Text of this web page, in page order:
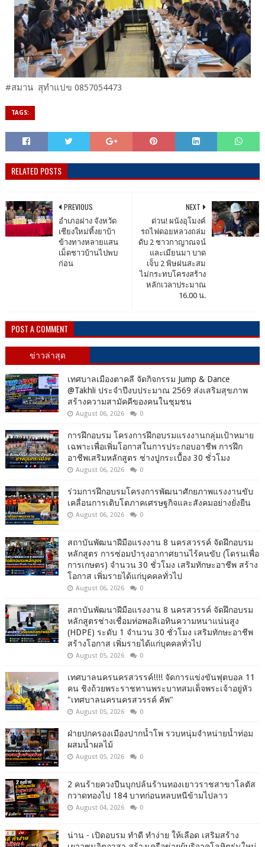
#สมาน สุทำแปฃ 0857054473
TAGS:
RELATED POSTS
NEXT
ด่วน! ผนังอุโมงค์
รถไฟดอยหลวงถล่ม
ดับ 2 ชาวกาญาณจน์
และเมียนมา บาด
เจ็บ 2 พิษฝนสะสม
ไม่กระทบโครงสร้าง
หลัก​เวลาประมาณ
16.00 น.
PREVIOUS
อำเภอฝาง จังหวัด
เชียงใหม่ทิ้งยาบ้า
ข้างทางหลายแสน
เม็ดชาวบ้านไปพบ
ก่อน
POST A COMMENT
ข่าวล่าสุด
เทศบาลเมืองตาคลี จัดกิจกรรม Jump & Dance
@Takhli ประจำปีงบประมาณ 2569 ส่งเสริมสุขภาพ
สร้างความสามัคคีของคนในชุมชน
August 06, 2026 0
การฝึกอบรม โครงการฝึกอบรมแรงงานกลุ่มเป้าหมาย
เฉพาะเพื่อเพิ่มโอกาสในการประกอบอาชีพ การฝึก
อาชีพเสริมหลักสูตร ช่างปูกระเบื้อง 30 ชั่วโมง
August 06, 2026 0
ร่วมการฝึกอบรมโครงการพัฒนาศักยภาพแรงงานขับ
เคลื่อนการเติบโตภาคเศรษฐกิจและสังคมอย่างยั่งยืน
August 06, 2026 0
สถาบันพัฒนาฝีมือแรงงาน 8 นครสวรรค์ จัดฝึกอบรม
หลักสูตร การซ่อมบำรุงอากาศยานไร้คนขับ (โดรนเพื่อ
การเกษตร) จำนวน 30 ชั่วโมง เสริมทักษะอาชีพ สร้าง
โอกาส เพิ่มรายได้แก่บุคคลทั่วไป
August 06, 2026 0
สถาบันพัฒนาฝีมือแรงงาน 8 นครสวรรค์ จัดฝึกอบรม
หลักสูตรช่างเชื่อมท่อพอลิเอทินความหนาแน่นสูง
(HDPE) ระดับ 1 จำนวน 30 ชั่วโมง เสริมทักษะอาชีพ
สร้างโอกาส เพิ่มรายได้แก่บุคคลทั่วไป
August 05, 2026 0
เทศบาลนครนครสวรรค์!!!! จัดการแข่งขันฟุตบอล 11
คน ชิงถ้วยพระราชทานพระบาทสมเด็จพระเจ้าอยู่หัว
"เทศบาลนครนครสวรรค์ คัพ"
August 05, 2026 0
ฝ่ายปกครองเมืองปากน้ำโพ รวบหนุ่มจำหน่ายน้ำท่อม
ผสมน้ำผลไม้
August 05, 2026 0
2 คนร้ายควงปืนบุกปล้นร้านทองเยาวราชสาขาโลตัส
กวาดทองไป 184 บาทก่อนหลบหนีข้ามไปลาว
August 04, 2026 0
น่าน - เปิดอบรม ทำดี ทำง่าย ให้เลือด เสริมสร้าง